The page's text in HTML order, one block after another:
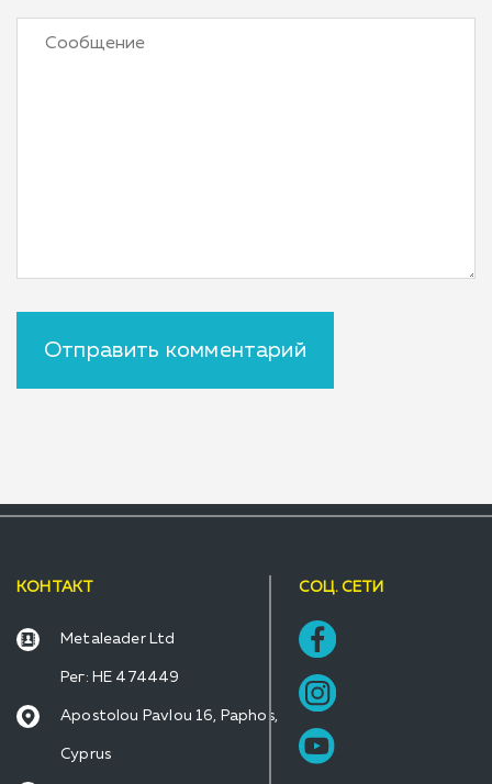
КОНТАКТ
Metaleader Ltd
Рег: HE 474449
Apostolou Pavlou 16, Paphos,
Cyprus
СОЦ. СЕТИ